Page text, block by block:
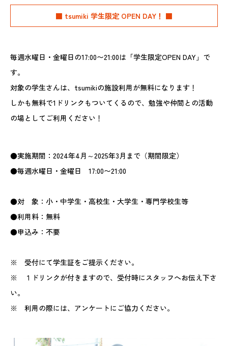
■ tsumiki 学生限定 OPEN DAY！ ■
毎週水曜日・金曜日の17:00〜21:00は「学生限定OPEN DAY」で
す。
対象の学生さんは、tsumikiの施設利用が無料になります！
しかも無料で1ドリンクもついてくるので、勉強や仲間との活動
の場としてご利用ください！
●実施期間：2024年4月～2025年3月まで（期間限定）
●毎週水曜日・金曜日 17:00〜21:00
●対 象：小・中学生・高校生・大学生・専門学校生等
●利用料：無料
●申込み：不要
※ 受付にて学生証をご提示ください。
※ １ドリンクが付きますので、受付時にスタッフへお伝え下さ
い。
※ 利用の際には、アンケートにご協力ください。